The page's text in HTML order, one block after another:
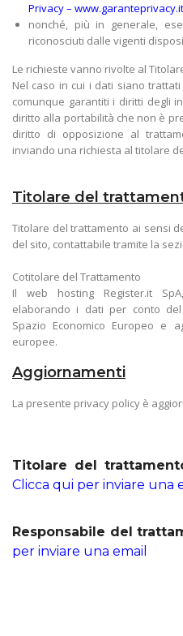
Privacy – www.garanteprivacy.it
nonché, più in generale,
riconosciuti dalle vigenti
Le richieste vanno rivolte al
Nel caso in cui i dati siano
comunque garantiti i diritti degli
diritto alla portabilità che non è
diritto di opposizione al
inviando una richiesta al titolare
Titolare del
Titolare del trattamento ai sensi
del sito, contattabile tramite la
Cotitolare del Trattamento
Il web hosting Register.it
elaborando i dati per conto del
Spazio Economico Europeo e
europee.
Aggiornamenti
La presente privacy policy è
Titolare del
Clicca qui per inviare una
Responsabile del
per inviare una email